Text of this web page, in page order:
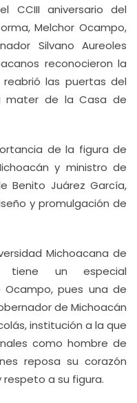
CCIII aniversario del
Melchor Ocampo,
Silvano Aureoles
reconocieron la
las puertas del
mater de la Casa de
de la figura de
y ministro de
Benito Juárez García,
y promulgación de
Michoacana de
tiene un especial
pues una de
de Michoacán
institución a la que
como hombre de
reposa su corazón
a su figura.